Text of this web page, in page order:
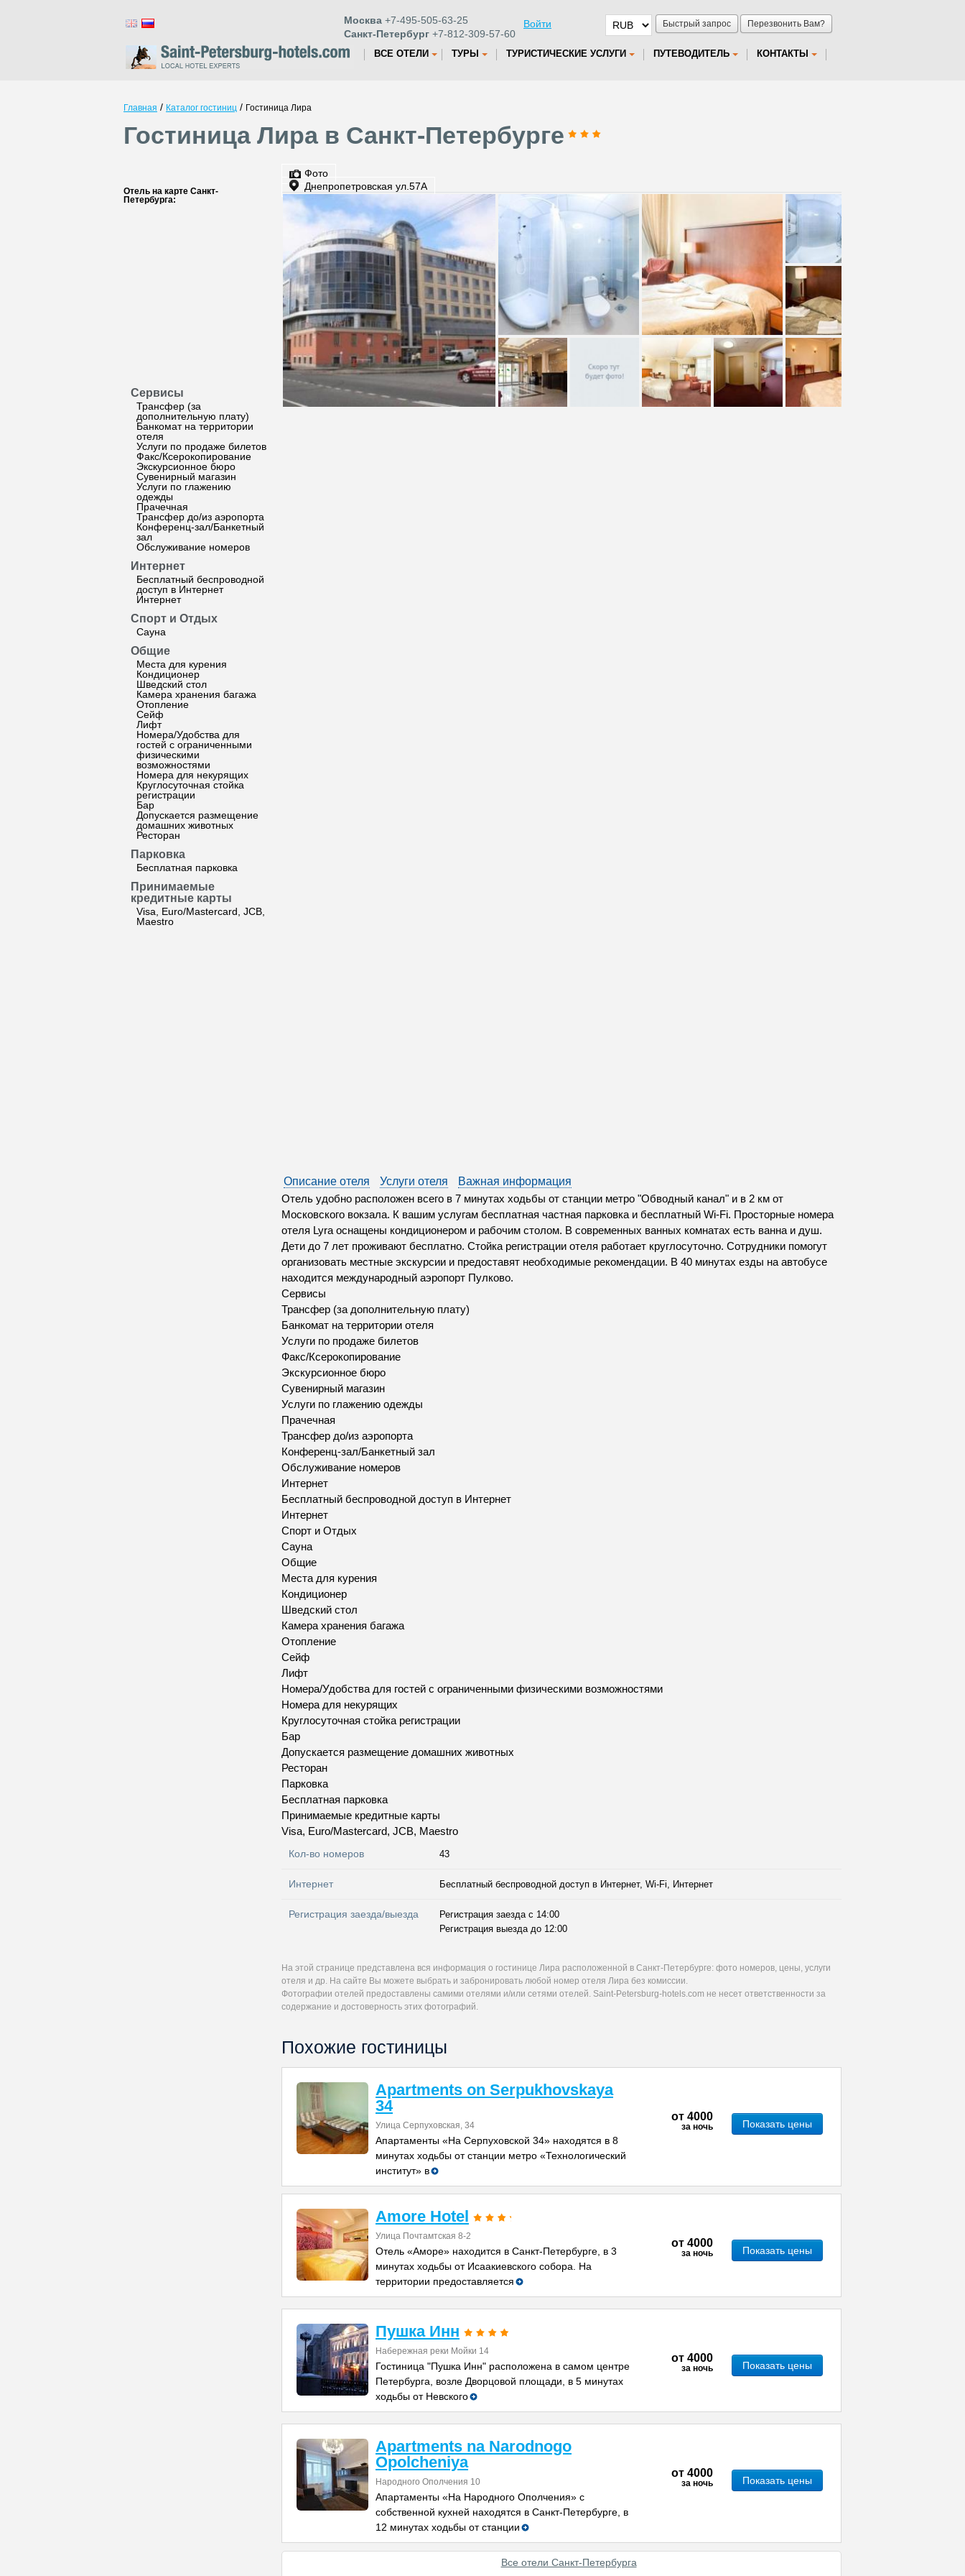
Быстрый запрос Перезвонить Вам?
Москва +7-495-505-63-25
Санкт-Петербург +7-812-309-57-60
Войти
ВСЕ ОТЕЛИ ТУРЫ ТУРИСТИЧЕСКИЕ УСЛУГИ ПУТЕВОДИТЕЛЬ КОНТАКТЫ
Главная / Каталог гостиниц / Гостиница Лира
Гостиница Лира в Санкт-Петербурге
Отель на карте Санкт-
Петербурга:
Сервисы
Трансфер (за
дополнительную плату)
Банкомат на территории
отеля
Услуги по продаже билетов
Факс/Ксерокопирование
Экскурсионное бюро
Сувенирный магазин
Услуги по глажению
одежды
Прачечная
Трансфер до/из аэропорта
Конференц-зал/Банкетный
зал
Обслуживание номеров
Интернет
Бесплатный беспроводной
доступ в Интернет
Интернет
Спорт и Отдых
Сауна
Общие
Места для курения
Кондиционер
Шведский стол
Камера хранения багажа
Отопление
Сейф
Лифт
Номера/Удобства для
гостей с ограниченными
физическими
возможностями
Номера для некурящих
Круглосуточная стойка
регистрации
Бар
Допускается размещение
домашних животных
Ресторан
Парковка
Бесплатная парковка
Принимаемые
кредитные карты
Visa, Euro/Mastercard, JCB,
Maestro
Фото
Днепропетровская ул.57А
Описание отеля Услуги отеля
Важная информация
Отель удобно расположен всего в 7 минутах ходьбы от станции метро "Обводный канал" и в 2 км от
Московского вокзала. К вашим услугам бесплатная частная парковка и бесплатный Wi-Fi. Просторные номера
отеля Lyra оснащены кондиционером и рабочим столом. В современных ванных комнатах есть ванна и душ.
Дети до 7 лет проживают бесплатно. Стойка регистрации отеля работает круглосуточно. Сотрудники помогут
организовать местные экскурсии и предоставят необходимые рекомендации. В 40 минутах езды на автобусе
находится международный аэропорт Пулково.
Сервисы
Трансфер (за дополнительную плату)
Банкомат на территории отеля
Услуги по продаже билетов
Факс/Ксерокопирование
Экскурсионное бюро
Сувенирный магазин
Услуги по глажению одежды
Прачечная
Трансфер до/из аэропорта
Конференц-зал/Банкетный зал
Обслуживание номеров
Интернет
Бесплатный беспроводной доступ в Интернет
Интернет
Спорт и Отдых
Сауна
Общие
Места для курения
Кондиционер
Шведский стол
Камера хранения багажа
Отопление
Сейф
Лифт
Номера/Удобства для гостей с ограниченными физическими возможностями
Номера для некурящих
Круглосуточная стойка регистрации
Бар
Допускается размещение домашних животных
Ресторан
Парковка
Бесплатная парковка
Принимаемые кредитные карты
Visa, Euro/Mastercard, JCB, Maestro
Кол-во номеров 43
Интернет Бесплатный беспроводной доступ в Интернет, Wi-Fi, Интернет
Регистрация заезда/выезда
Регистрация заезда с 14:00
Регистрация выезда до 12:00
На этой странице представлена вся информация о гостинице Лира расположенной в Санкт-Петербурге: фото номеров, цены, услуги
отеля и др. На сайте Вы можете выбрать и забронировать любой номер отеля Лира без комиссии.
Фотографии отелей предоставлены самими отелями и/или сетями отелей. Saint-Petersburg-hotels.com не несет ответственности за
содержание и достоверность этих фотографий.
Похожие гостиницы
Apartments on Serpukhovskaya
34
Улица Серпуховская, 34
Апартаменты «На Серпуховской 34» находятся в 8
минутах ходьбы от станции метро «Технологический
институт» в
от 4000
за ночь Показать цены
Amore Hotel
Улица Почтамтская 8-2
Отель «Аморе» находится в Санкт-Петербурге, в 3
минутах ходьбы от Исаакиевского собора. На
территории предоставляется
от 4000
за ночь Показать цены
Пушка Инн
Набережная реки Мойки 14
Гостиница "Пушка Инн" расположена в самом центре
Петербурга, возле Дворцовой площади, в 5 минутах
ходьбы от Невского
от 4000
за ночь Показать цены
Apartments na Narodnogo
Opolcheniya
Народного Ополчения 10
Апартаменты «На Народного Ополчения» с
собственной кухней находятся в Санкт-Петербурге, в
12 минутах ходьбы от станции
от 4000
за ночь Показать цены
Все отели Санкт-Петербурга